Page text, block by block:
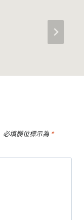
必填欄位標示為 *